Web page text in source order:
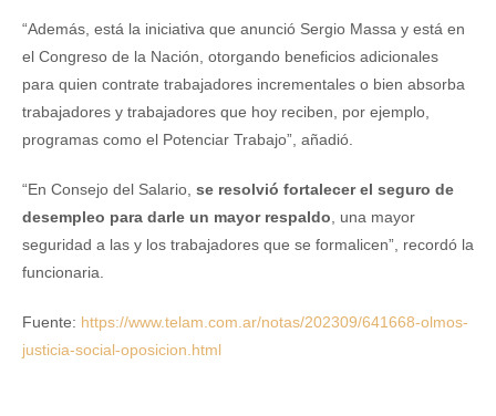
“Además, está la iniciativa que anunció Sergio Massa y está en
el Congreso de la Nación, otorgando beneficios adicionales
para quien contrate trabajadores incrementales o bien absorba
trabajadores y trabajadores que hoy reciben, por ejemplo,
programas como el Potenciar Trabajo”, añadió.
“En Consejo del Salario, se resolvió fortalecer el seguro de
desempleo para darle un mayor respaldo , una mayor
seguridad a las y los trabajadores que se formalicen”, recordó la
funcionaria.
Fuente: https://www.telam.com.ar/notas/202309/641668-olmos-
justicia-social-oposicion.html